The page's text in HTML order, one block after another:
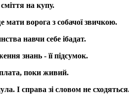
на купу.
ворога з собачої звичкою.
навчи себе ібадат.
знань - її підсумок.
плата, поки живий.
І справа зі словом не